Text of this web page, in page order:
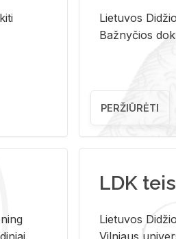
Lietuvos
Bažnyčios
PERŽIŪRĖTI
LDK
Lie­tu­vos